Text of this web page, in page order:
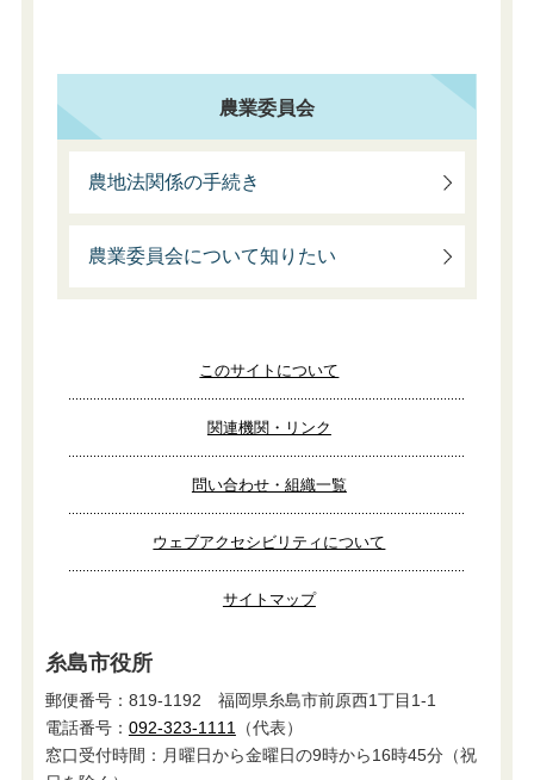
農業委員会
農地法関係の手続き
農業委員会について知りたい
このサイトについて
関連機関・リンク
問い合わせ・組織一覧
ウェブアクセシビリティについて
サイトマップ
糸島市役所
郵便番号：819-1192 福岡県糸島市前原西1丁目1-1
電話番号： 092-323-1111
（代表）
窓口受付時間：月曜日から金曜日の9時から16時45分（祝